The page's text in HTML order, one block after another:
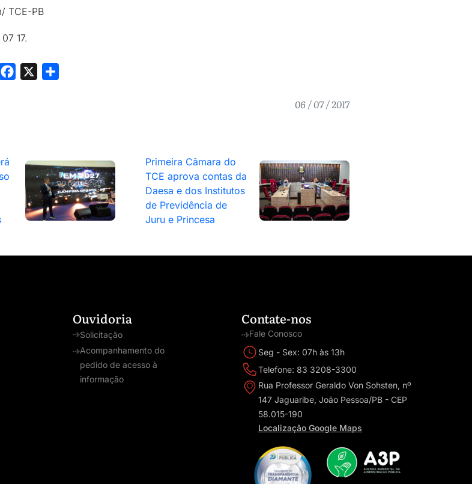
TCE-PB
17.
WhatsAppFacebook
06 / 07 / 2017
Primeira Câmara do
TCE aprova contas da
Daesa e dos Institutos
de Previdência de
Juru e Princesa
Ouvidoria
Solicitação
Acompanhamento do
pedido de acesso à
informação
Contate-nos
Fale Conosco
Seg - Sex: 07h às 13h
Telefone: 83 3208-3300
Rua Professor Geraldo Von Sohsten, nº
147 Jaguaribe, João Pessoa/PB - CEP
58.015-190
Localização Google Maps